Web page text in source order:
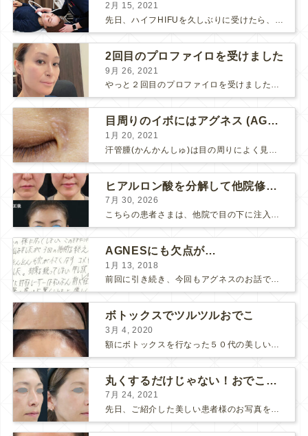
2月 15, 2021
先日、ハイフHIFUを久しぶりに受けたら、顔の調子がとても良い感じです♪ 私はハイフHIFU後はいつも３日位、人には気付かれない程度に軽く腫れて、その後、グングンと顔が引き締まります。 ...
2回目のプロファイロを受けました
9月 26, 2021
やっと２回目のプロファイロを受けました。 ↑ 写真はプロファイロ翌日です。 この距離の写真では凹凸は映らないですし、 実物も、首がよく見ると凹凸が残っている位で、 それも３日で...
目周りのイボにはアグネス (AGNES）が効く！（ほぼ）ノーダウンタイムのイボ治療
1月 20, 2021
ヒアルロン酸を分解して他院修正（目の下のチンダル現象とその補正）
7月 30, 2026
こちらの患者さまは、他院で目の下に注入したヒアルロン酸がチンダル現象を起こしていたため、 ヒアルロン酸を分解する薬（ヒアルロニダーゼ）で分解してから 改めてヒアルロン酸を入れ直しました。 ...
AGNESにも欠点が…
1月 13, 2018
前回に引き続き、今回もアグネスのお話です。 AGNESはとっても良い治療である一方、 欠点もいくつかありますので、そちらもお話ししておきますね。 AGNESの欠点 1. ダウンタイム A...
ボトックスでツルツルおでこ
3月 4, 2020
丸くするだけじゃない！おでこのヒアルロン酸注射
7月 24, 2021
先日、ご紹介した美しい患者様のお写真を使わせていただいて、おでこのヒアルロン酸注射について説明します。 （≫ 写真の患者様の経過はこちら『２年間で若返って綺麗になられた患者様』） なぜおでこに...